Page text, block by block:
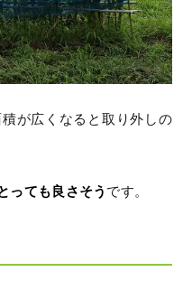
が広くなると取り外しの
っても良さそう です。